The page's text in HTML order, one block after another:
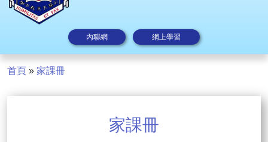
內聯網 網上學習
首頁 » 家課冊
家課冊